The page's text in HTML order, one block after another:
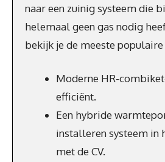
naar een zuinig systeem die
helemaal geen gas nodig
bekijk je de meeste
Moderne HR-
efficiënt.
Een hybride
installeren systeem in
met de CV.